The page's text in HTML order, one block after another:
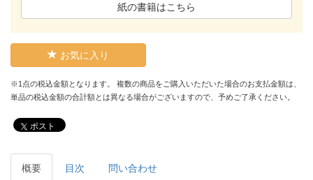
紙の書籍はこちら
お気に入り
※1点の税込金額となります。 複数の商品をご購入いただいた場合のお支払金額は、
単品の税込金額の合計額とは異なる場合がございますので、予めご了承ください。
ポスト
概要 目次 問い合わせ